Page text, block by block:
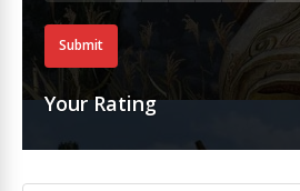
Submit
Your Rating